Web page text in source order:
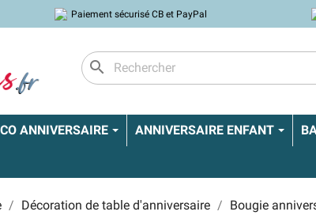
Paiement sécurisé CB et PayPal
search
ANNIVERSAIRE ANNIVERSAIRE ENFANT
Décoration de table d'anniversaire Bougie